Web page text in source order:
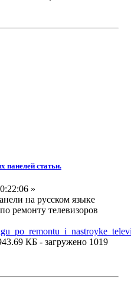
панелей статьи.
»
на русском языке
ремонту телевизоров
КБ - загружено 1019